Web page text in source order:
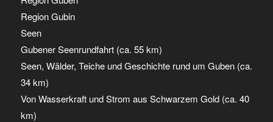
Region Gubin
Seen
Gubener Seenrundfahrt (ca. 55 km)
Seen, Wälder, Teiche und Geschichte rund um Guben (ca.
34 km)
Von Wasserkraft und Strom aus Schwarzem Gold (ca. 40
km)